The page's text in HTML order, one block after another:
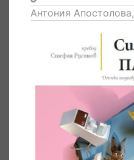
Антония Апостолова,